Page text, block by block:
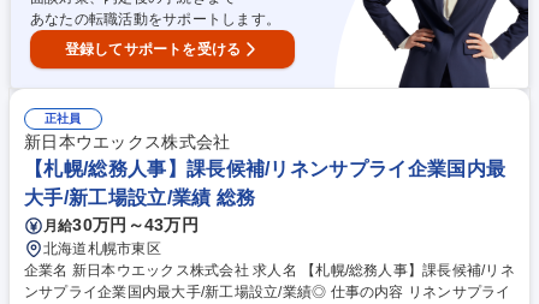
あなたの転職活動をサポートします。
登録してサポートを受ける
正社員
新日本ウエックス株式会社
【札幌/総務人事】課長候補/リネンサプライ企業国内最
大手/新工場設立/業績 総務
月給30万円～43万円
北海道札幌市東区
企業名 新日本ウエックス株式会社 求人名 【札幌/総務人事】課長候補/リネ
ンサプライ企業国内最大手/新工場設立/業績◎ 仕事の内容 リネンサプライ